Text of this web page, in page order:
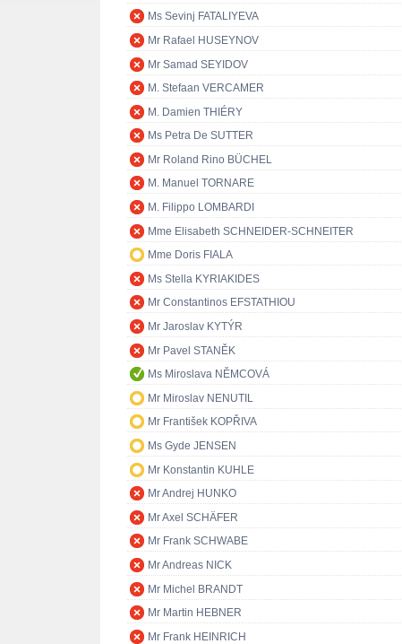
Ms Sevinj FATALIYEVA
Mr Rafael HUSEYNOV
Mr Samad SEYIDOV
M. Stefaan VERCAMER
M. Damien THIÉRY
Ms Petra De SUTTER
Mr Roland Rino BÜCHEL
M. Manuel TORNARE
M. Filippo LOMBARDI
Mme Elisabeth SCHNEIDER-SCHNEITER
Mme Doris FIALA
Ms Stella KYRIAKIDES
Mr Constantinos EFSTATHIOU
Mr Jaroslav KYTÝR
Mr Pavel STANĚK
Ms Miroslava NĚMCOVÁ
Mr Miroslav NENUTIL
Mr František KOPŘIVA
Ms Gyde JENSEN
Mr Konstantin KUHLE
Mr Andrej HUNKO
Mr Axel SCHÄFER
Mr Frank SCHWABE
Mr Andreas NICK
Mr Michel BRANDT
Mr Martin HEBNER
Mr Frank HEINRICH